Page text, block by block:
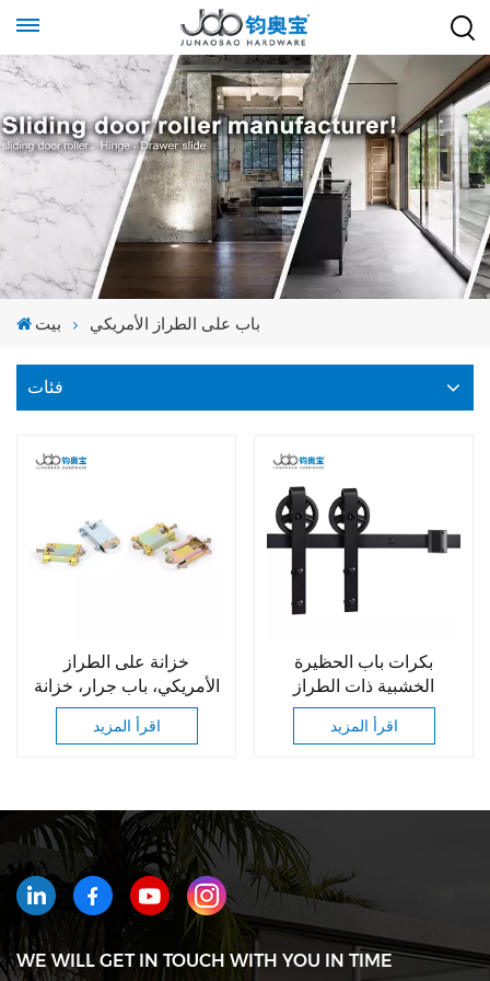
بيت باب على الطراز الأمريكي
فئات
خزانة على الطراز
الأمريكي، باب جرار، خزانة
ذات بكرات، عجلات دوارة
اقرأ المزيد
بكرات باب الحظيرة
الخشبية ذات الطراز
التقليدي باللون الأسود،
بكرات باب الحظيرة
اقرأ المزيد
WE WILL GET IN TOUCH WITH YOU IN TIME